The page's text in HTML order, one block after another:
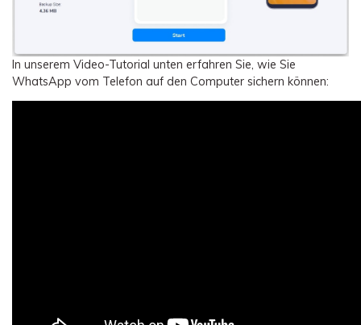
In unserem Video-Tutorial unten erfahren Sie, wie Sie
WhatsApp vom Telefon auf den Computer sichern können: